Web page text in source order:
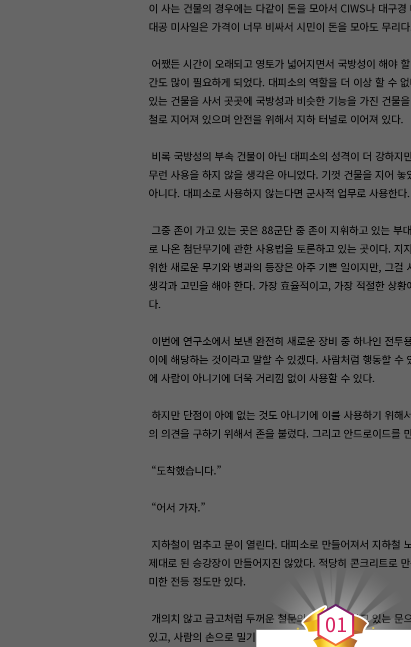
이 사는 건물의 경우에는 다같이 돈을 모아서 CIWS나 대구
대공 미사일은 가격이 너무 비싸서 시민이 돈을 모아도 무리
어쨌든 시간이 오래되고 영토가 넓어지면서 국방성이 해야
간도 많이 필요하게 되었다. 대피소의 역할을 더 이상 할 수
있는 건물을 사서 곳곳에 국방성과 비슷한 기능을 가진 건물
철로 지어져 있으며 안전을 위해서 지하 터널로 이어져 있다.
비록 국방성의 부속 건물이 아닌 대피소의 성격이 더 강하지
무런 사용을 하지 않을 생각은 아니었다. 기껏 건물을 지어 놓
아니다. 대피소로 사용하지 않는다면 군사적 업무로 사용한다.
그중 존이 가고 있는 곳은 88군단 중 존이 지휘하고 있는 부
로 나온 첨단무기에 관한 사용법을 토론하고 있는 곳이다. 지
위한 새로운 무기와 병과의 등장은 아주 기쁜 일이지만, 그걸
생각과 고민을 해야 한다. 가장 효율적이고, 가장 적절한 상
다.
이번에 연구소에서 보낸 완전히 새로운 장비 중 하나인 전투
이에 해당하는 것이라고 말할 수 있겠다. 사람처럼 행동할 수
에 사람이 아니기에 더욱 거리낌 없이 사용할 수 있다.
하지만 단점이 아예 없는 것도 아니기에 이를 사용하기 위해
의 의견을 구하기 위해서 존을 불렀다. 그리고 안드로이드를
“도착했습니다.”
“어서 가자.”
지하철이 멈추고 문이 열린다. 대피소로 만들어져서 지하철
제대로 된 승강장이 만들어지진 않았다. 적당히 콘크리트로
미한 전등 정도만 있다.
개의치 않고 금고처럼 두꺼운 철문의 형태를 가지고 있는 문
있고, 사람의 손으로 밀기에 너무 무겁다. 하지만 걱정하지
0
0
1